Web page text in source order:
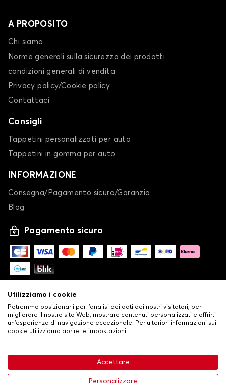
63,99 € Aggiungi al carrello
A PROPOSITO
Chi siamo
Norme generali sulla sicurezza dei prodotti
condizioni generali di vendita
Privacy policy/Cookie policy
Contattaci
Consigli
Tappetini personalizzati per auto
Tappetini in gomma per auto
INFORMAZIONE
Consegna/Pagamento sicuro/Garanzia
Blog
Pagamento sicuro
Condizioni generali di vendita•
Politica sulla privacy e sui cookie•Livraison
Utilizziamo i cookie
Potremmo posizionarli per l'analisi dei dati dei nostri visitatori, per
migliorare il nostro sito Web, mostrare contenuti personalizzati e offrirti
un'esperienza di navigazione eccezionale. Per ulteriori informazioni sui
cookie utilizziamo aprire le impostazioni.
Accettare
Personalizzare